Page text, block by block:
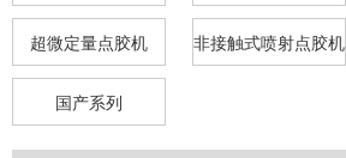
超微定量点胶机 非接触式喷射点胶机
国产系列